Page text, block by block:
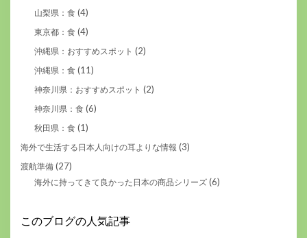
山梨県：食 (4)
東京都：食 (4)
沖縄県：おすすめスポット (2)
沖縄県：食 (11)
神奈川県：おすすめスポット (2)
神奈川県：食 (6)
秋田県：食 (1)
海外で生活する日本人向けの耳よりな情報 (3)
渡航準備 (27)
海外に持ってきて良かった日本の商品シリーズ (6)
このブログの人気記事